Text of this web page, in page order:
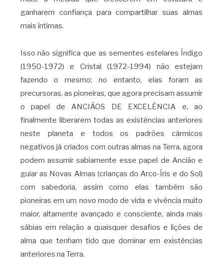
ganharem confiança para compartilhar suas almas
mais íntimas.
Isso não significa que as sementes estelares Índigo
(1950-1972) e Cristal (1972-1994) não estejam
fazendo o mesmo; no entanto, elas foram as
precursoras, as pioneiras, que agora precisam assumir
o papel de ANCIÃOS DE EXCELÊNCIA e, ao
finalmente liberarem todas as existências anteriores
neste planeta e todos os padrões cármicos
negativos já criados com outras almas na Terra, agora
podem assumir sabiamente esse papel de Ancião e
guiar as Novas Almas (crianças do Arco-Íris e do Sol)
com sabedoria, assim como elas também são
pioneiras em um novo modo de vida e vivência muito
maior, altamente avançado e consciente, ainda mais
sábias em relação a quaisquer desafios e lições de
alma que tenham tido que dominar em existências
anteriores na Terra.